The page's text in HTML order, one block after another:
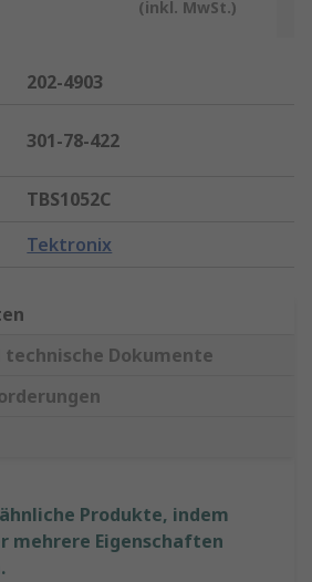
(inkl. MwSt.)
202-4903
301-78-422
TBS1052C
Tektronix
Dokumente
Produkte, indem
mehrere Eigenschaften